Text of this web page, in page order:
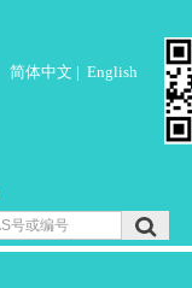
简体中文 | English